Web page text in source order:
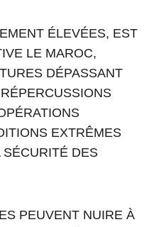
ÉLEVÉES, EST
LE MAROC,
DÉPASSANT
EXTRÊMES
DES
PEUVENT NUIRE À